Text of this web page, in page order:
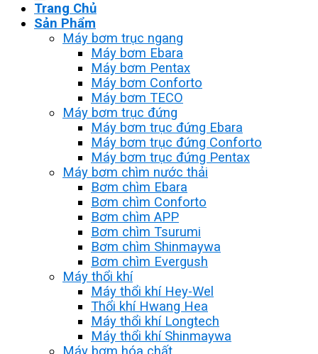
Trang Chủ
Sản Phẩm
Máy bơm trục ngang
Máy bơm Ebara
Máy bơm Pentax
Máy bơm Conforto
Máy bơm TECO
Máy bơm trục đứng
Máy bơm trục đứng Ebara
Máy bơm trục đứng Conforto
Máy bơm trục đứng Pentax
Máy bơm chìm nước thải
Bơm chìm Ebara
Bơm chìm Conforto
Bơm chìm APP
Bơm chìm Tsurumi
Bơm chìm Shinmaywa
Bơm chìm Evergush
Máy thổi khí
Máy thổi khí Hey-Wel
Thổi khí Hwang Hea
Máy thổi khí Longtech
Máy thổi khí Shinmaywa
Máy bơm hóa chất